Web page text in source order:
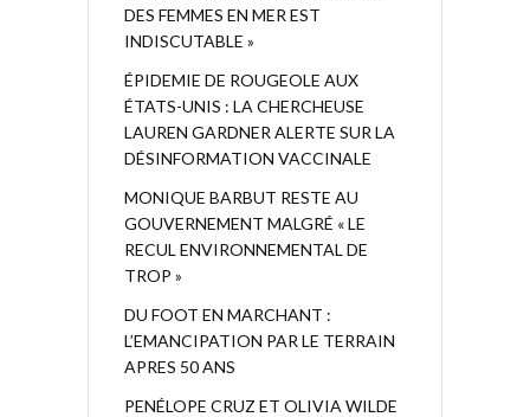
DES FEMMES EN MER EST
INDISCUTABLE »
ÉPIDEMIE DE ROUGEOLE AUX
ÉTATS-UNIS : LA CHERCHEUSE
LAUREN GARDNER ALERTE SUR LA
DÉSINFORMATION VACCINALE
MONIQUE BARBUT RESTE AU
GOUVERNEMENT MALGRÉ « LE
RECUL ENVIRONNEMENTAL DE
TROP »
DU FOOT EN MARCHANT :
L’EMANCIPATION PAR LE TERRAIN
APRES 50 ANS
PENÉLOPE CRUZ ET OLIVIA WILDE